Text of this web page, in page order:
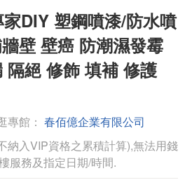
DIY 塑鋼噴漆/防水噴
壁 壁癌 防潮濕發霉
隔絕 修飾 填補 修護
館： 春佰億企業有限公司
納入VIP資格之累積計算),無法用錢
服務及指定日期/時間.